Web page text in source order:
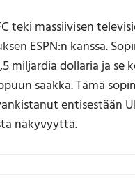
teki massiivisen
ESPN:n kanssa.
miljardia dollaria ja se
saakka. Tämä
entisestään
näkyvyyttä.